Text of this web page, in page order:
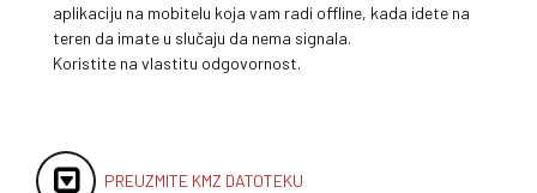
aplikaciju na mobitelu koja vam radi offline, kada idete na
teren da imate u slučaju da nema signala.
Koristite na vlastitu odgovornost.
PREUZMITE KMZ DATOTEKU